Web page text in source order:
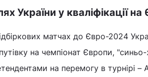
України у кваліфікації
матчах до Євро-2024
на чемпіонат Європи,
на перемогу в турнірі –